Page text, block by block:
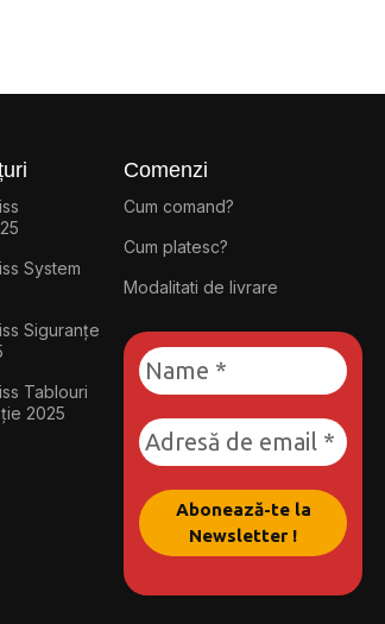
System
Siguranțe
Tablouri
2025
Comenzi
Cum comand?
Cum platesc?
Modalitati de livrare